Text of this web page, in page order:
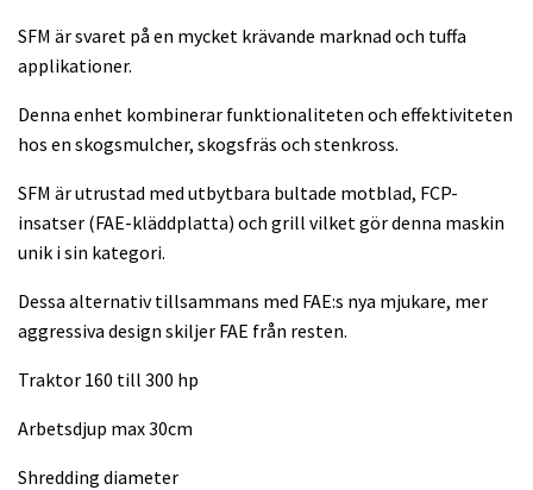
SFM är svaret på en mycket krävande marknad och tuffa
applikationer.
Denna enhet kombinerar funktionaliteten och effektiviteten
hos en skogsmulcher, skogsfräs och stenkross.
SFM är utrustad med utbytbara bultade motblad, FCP-
insatser (FAE-kläddplatta) och grill vilket gör denna maskin
unik i sin kategori.
Dessa alternativ tillsammans med FAE:s nya mjukare, mer
aggressiva design skiljer FAE från resten.
Traktor 160 till 300 hp
Arbetsdjup max 30cm
Shredding diameter